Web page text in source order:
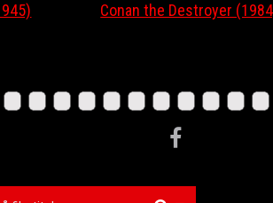
Conan the Destroyer (1984)